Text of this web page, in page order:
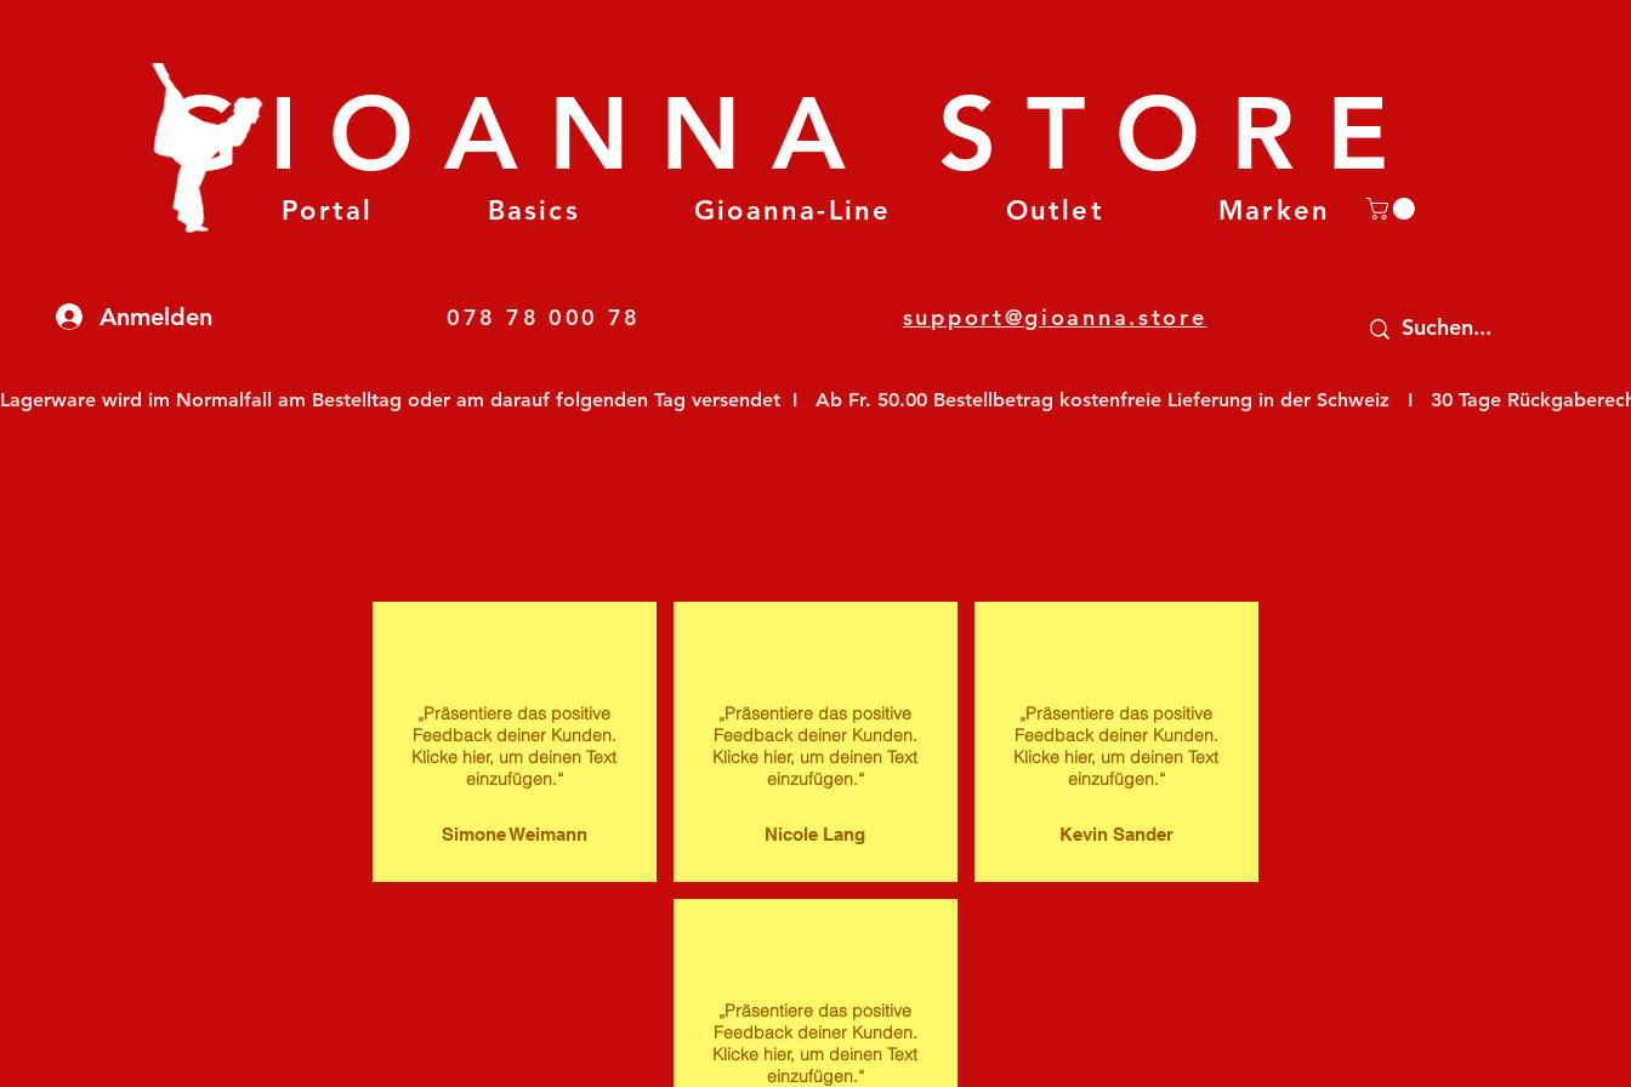
Anmelden
Portal Basics Gioanna-Line Outlet Marken
GIOANNA STORE
078 78 000 78 support@gioanna.store
Lagerware wird im Normalfall am Bestelltag oder am darauf folgenden Tag versendet  I   Ab Fr. 50.00 Bestellbetrag kostenfreie Lieferung in der Schweiz   I   30 Tage
„Präsentiere das positive
Feedback deiner Kunden.
Klicke hier, um deinen Text
einzufügen.“
Simone Weimann
„Präsentiere das positive
Feedback deiner Kunden.
Klicke hier, um deinen Text
einzufügen.“
Nicole Lang
„Präsentiere das positive
Feedback deiner Kunden.
Klicke hier, um deinen Text
einzufügen.“
Kevin Sander
„Präsentiere das positive
Feedback deiner Kunden.
Klicke hier, um deinen Text
einzufügen.“